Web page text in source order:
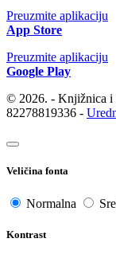
Preuzmite aplikaciju
App Store
Preuzmite aplikaciju
Google Play
© 2026. - Knjižnica i
82278819336 -
Veličina fonta
Normalna
Kontrast